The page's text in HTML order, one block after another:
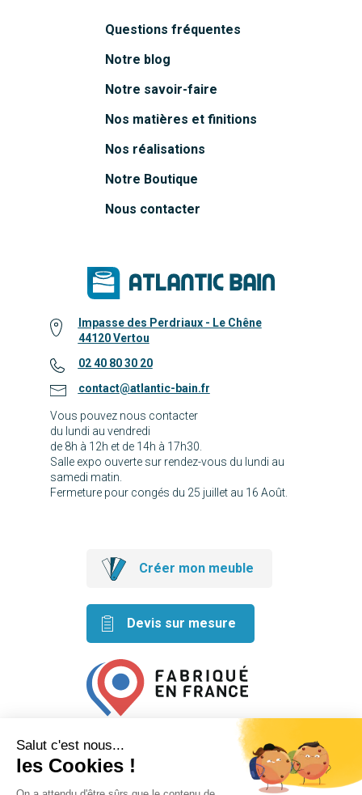
Questions fréquentes
Notre blog
Notre savoir-faire
Nos matières et finitions
Nos réalisations
Notre Boutique
Nous contacter
Impasse des Perdriaux - Le Chêne
44120 Vertou
02 40 80 30 20
contact@atlantic-bain.fr
Vous pouvez nous contacter
du lundi au vendredi
de 8h à 12h et de 14h à 17h30.
Salle expo ouverte sur rendez-vous du lundi au
samedi matin.
Fermeture pour congés du 25 juillet au 16 Août.
Créer mon meuble
Devis sur mesure
Retrouvez nos idées créatives
sur les réseaux